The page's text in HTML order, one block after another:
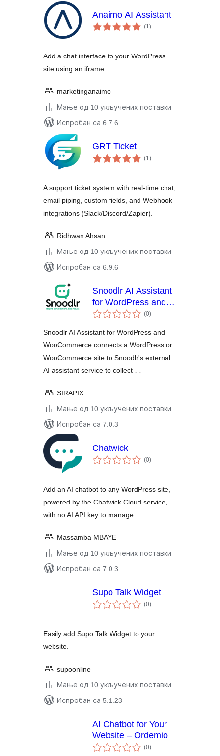
Anaimo AI Assistant
(1укупних
оцена
)
Add a chat interface to your WordPress
site using an iframe.
marketinganaimo
Мање од 10 укључених поставки
Испробан са 6.7.6
GRT Ticket
(1укупних
оцена
)
A support ticket system with real-time chat,
email piping, custom fields, and Webhook
integrations (Slack/Discord/Zapier).
Ridhwan Ahsan
Мање од 10 укључених поставки
Испробан са 6.9.6
Snoodlr AI Assistant
for WordPress and
WooCommerce
(0укупних
оцена
)
Snoodlr AI Assistant for WordPress and
WooCommerce connects a WordPress or
WooCommerce site to Snoodlr's external
AI assistant service to collect …
SIRAPIX
Мање од 10 укључених поставки
Испробан са 7.0.3
Chatwick
(0укупних
оцена
)
Add an AI chatbot to any WordPress site,
powered by the Chatwick Cloud service,
with no AI API key to manage.
Massamba MBAYE
Мање од 10 укључених поставки
Испробан са 7.0.3
Supo Talk Widget
(0укупних
оцена
)
Easily add Supo Talk Widget to your
website.
supoonline
Мање од 10 укључених поставки
Испробан са 5.1.23
AI Chatbot for Your
Website – Ordemio
(0укупних
оцена
)